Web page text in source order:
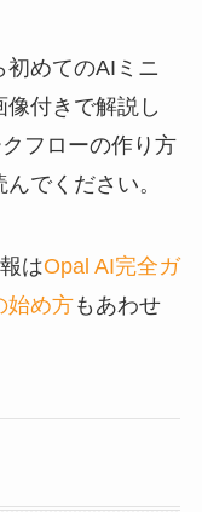
めてのAIミニ
付きで解説し
フローの作り方
でください。
はOpal AI完全ガ
始め方もあわせ